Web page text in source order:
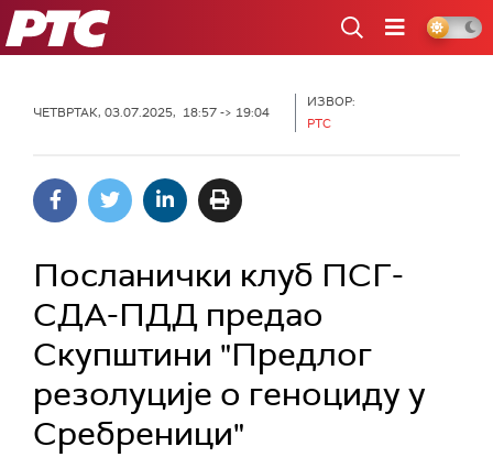
РТС
ЧЕТВРТАК, 03.07.2025, 18:57 -> 19:04
ИЗВОР:
РТС
Посланички клуб ПСГ-
СДА-ПДД предао
Скупштини "Предлог
резолуције о геноциду у
Сребреници"